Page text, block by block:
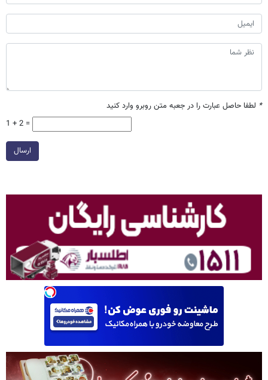
* لطفا حاصل عبارت را در جعبه متن روبرو وارد کنید
1 + 2 =
ارسال